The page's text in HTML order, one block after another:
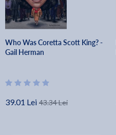
Who Was Coretta Scott King? -
Gail Herman
39.01 Lei 43.34 Lei